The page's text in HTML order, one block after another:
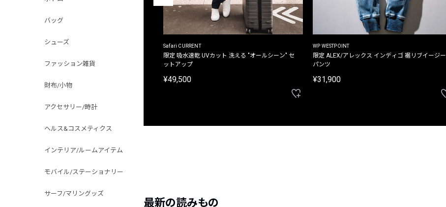
バッグ
シューズ
ファッション雑貨
財布/小物
アクセサリー/時計
ヘルス&コスメティクス
インテリア/ルームアイテム
モバイル/ステーショナリー
サーフ/マリングッズ
Safari CURRENT
限定 吸水速乾 UVカット 洗える "オールシーン" セ
ットアップ
¥49,500
WP WESTPOINT
限定 ALEX/アレックス インディゴ 裾リブイージー
パンツ
¥31,900
最新の読みもの